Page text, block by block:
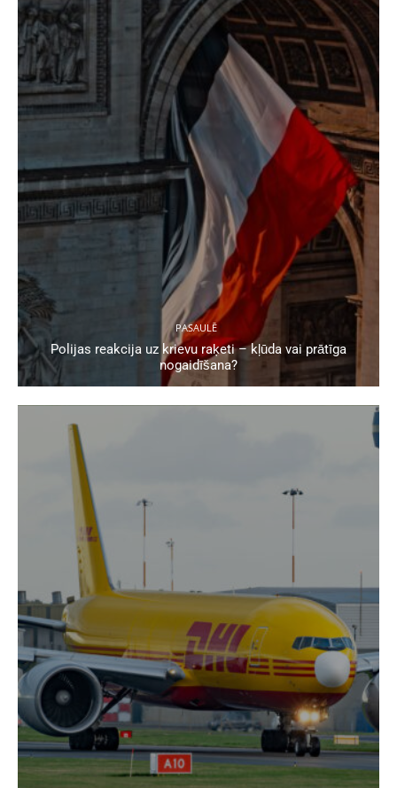
PASAULĒ
Polijas reakcija uz krievu raķeti – kļūda vai prātīga
nogaidīšana?